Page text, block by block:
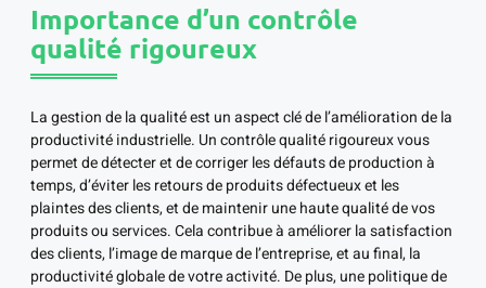
Importance d’un contrôle
qualité rigoureux
La gestion de la qualité est un aspect clé de l’amélioration de la
productivité industrielle. Un contrôle qualité rigoureux vous
permet de détecter et de corriger les défauts de production à
temps, d’éviter les retours de produits défectueux et les
plaintes des clients, et de maintenir une haute qualité de vos
produits ou services. Cela contribue à améliorer la satisfaction
des clients, l’image de marque de l’entreprise, et au final, la
productivité globale de votre activité. De plus, une politique de